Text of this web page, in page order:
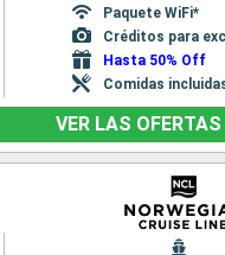
Paquete WiFi*
Créditos para
Hasta 50% Off
Comidas
VER LAS OFERTAS